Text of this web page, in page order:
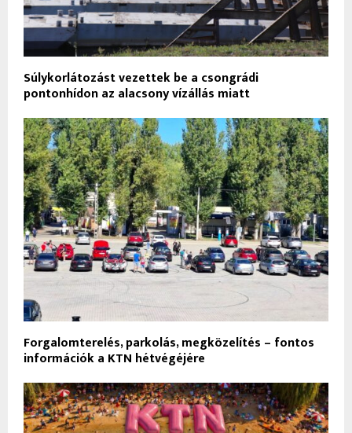
Súlykorlátozást vezettek be a csongrádi
pontonhídon az alacsony vízállás miatt
Forgalomterelés, parkolás, megközelítés – fontos
információk a KTN hétvégéjére